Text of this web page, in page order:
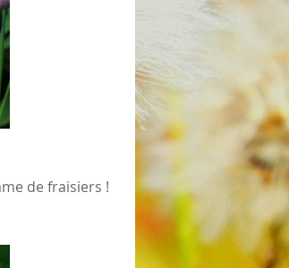
de fraisiers !